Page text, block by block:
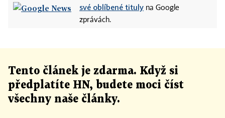
své oblíbené tituly na Google
zprávách.
Tento článek je zdarma. Když si
předplatíte HN, budete moci číst
všechny naše články.